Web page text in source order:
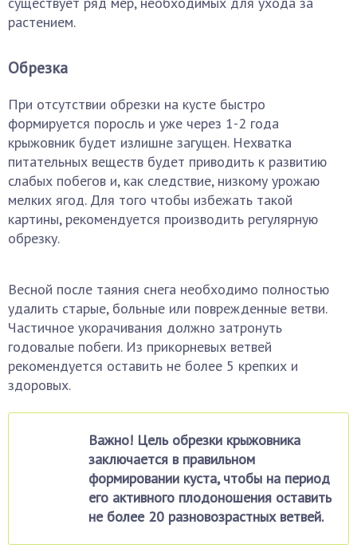
растением.
Обрезка
При отсутствии обрезки на кусте быстро
формируется поросль и уже через 1-2 года
крыжовник будет излишне загущен. Нехватка
питательных веществ будет приводить к развитию
слабых побегов и, как следствие, низкому урожаю
мелких ягод. Для того чтобы избежать такой
картины, рекомендуется производить регулярную
обрезку.
Весной после таяния снега необходимо полностью
удалить старые, больные или поврежденные ветви.
Частичное укорачивания должно затронуть
годовалые побеги. Из прикорневых ветвей
рекомендуется оставить не более 5 крепких и
здоровых.
Важно! Цель обрезки крыжовника
заключается в правильном
формировании куста, чтобы на период
его активного плодоношения оставить
не более 20 разновозрастных ветвей.